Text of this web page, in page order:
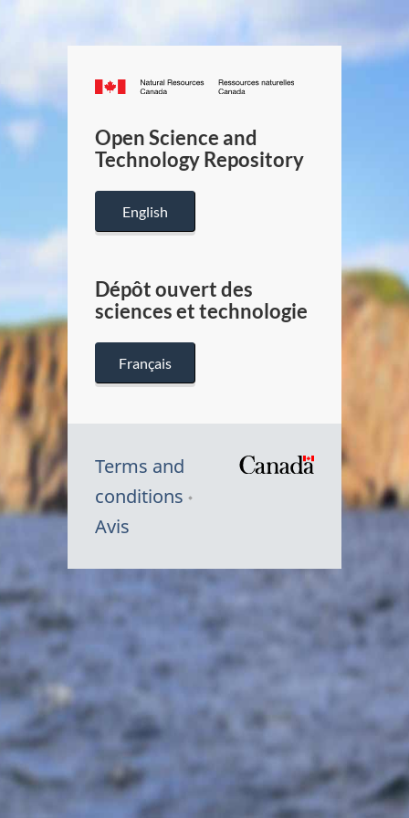
Canada.ca
/
Canada
Open Science and
Technology Repository
English
Dépôt ouvert des
sciences et technologie
Français
Terms and
conditions
Avis
Symbole
Canada